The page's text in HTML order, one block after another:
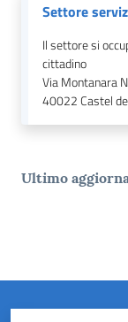
Settore
Il settore si
cittadino
Via Montanara
40022Castel
Ultimo